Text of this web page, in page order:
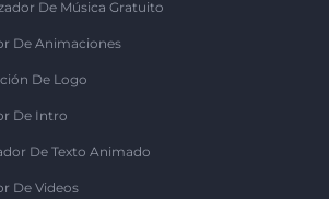
De Música Gratuito
De Animaciones
De Logo
De Intro
De Texto Animado
De Videos